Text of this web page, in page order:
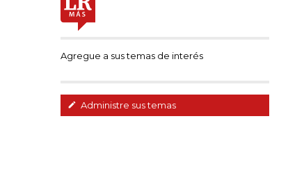
Agregue a sus temas de interés
Administre sus temas